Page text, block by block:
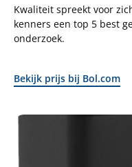
Kwaliteit spreekt voor
kenners een top 5 best
onderzoek.
Bekijk prijs bij Bol.com